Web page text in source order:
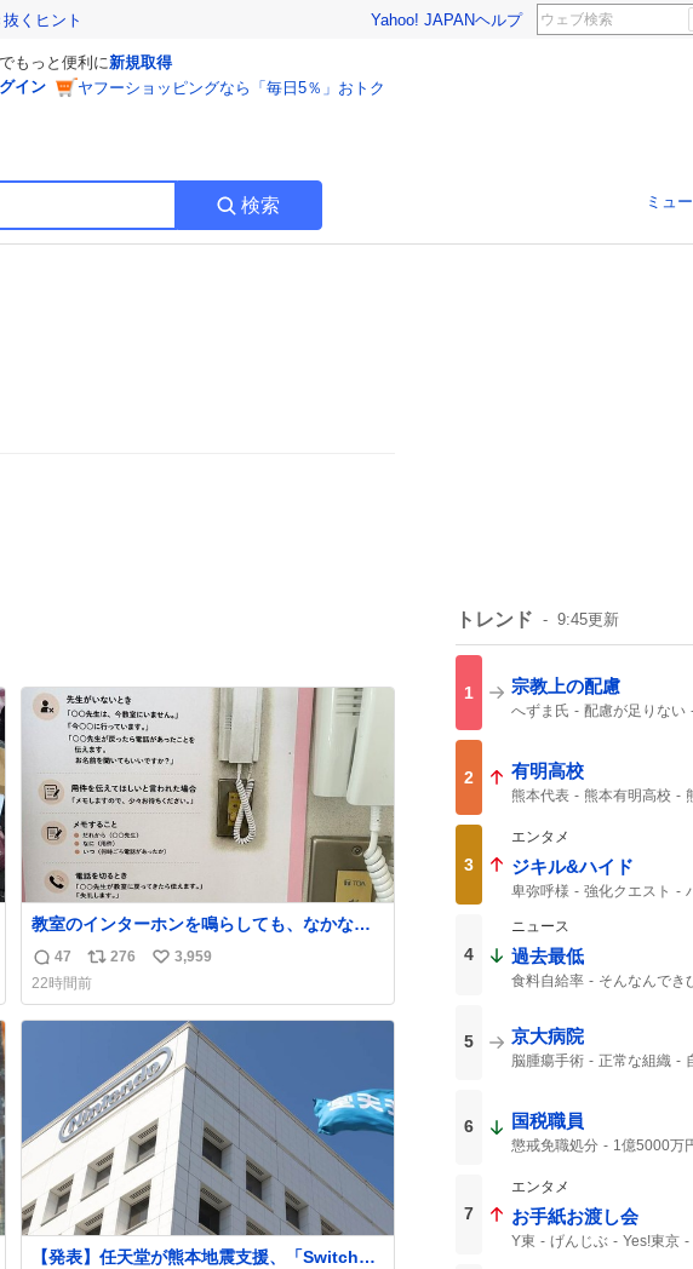
くヒント Yahoo! JAPANヘルプ
でもっと便利に新規取得
イン
ヤフーショッピングなら「毎日5％」おトク
検索 ミュ
教室のインターホンを鳴らしても、なかなか
誰も出ないことがあります…。 もしかすると
「電話の出方」に困っているのかもしれませ
ん。 そこで「何を話せばいいか」が見える手
引きを用意して、安心して電話に出られるよ
ミュニケーションの学びです。
返
信
数
47
リ
ポ
ス
276
い
ね
数
3,959
22時間前
【発表】任天堂が熊本地震支援、「Switch
トレンド 9:45更新
1 宗教上の配慮
へずま氏 配慮が足りない
2 有明高校
熊本代表 熊本有明高校
3
エンタメ
ジキル&ハイド
卑弥呼様 強化クエスト
4
ニュース
過去最低
食料自給率
そんなんでき
5 京大病院
脳腫瘍手術 正常な組織
極めて重大な事態
MBSニュース
6 国税職員
懲戒免職処分 1億5000万
詐欺では
7
エンタメ
お手紙お渡し会
Y東 げんじぶ Yes!東京